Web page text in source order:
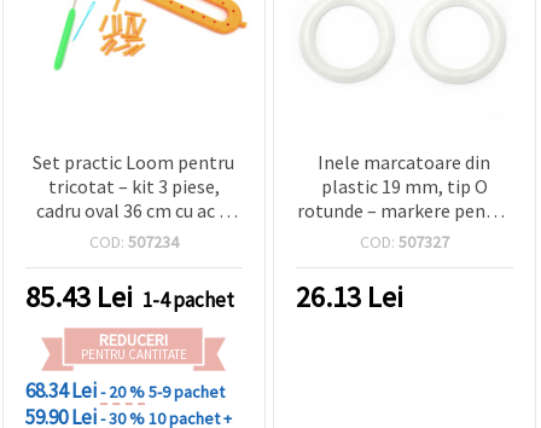
Set practic Loom pentru
tricotat – kit 3 piese,
cadru oval 36 cm cu ac și
croșetă
COD: 507234
85.43 Lei 1-4 pachet
REDUCERI
PENTRU CANTITATE
68.34 Lei- 20 %5-9 pachet
59.90 Lei- 30 %10 pachet +
Inele marcatoare din
plastic 19 mm, tip O
rotunde – markere pentru
ochiuri, accesorii croșetat
buc., asortate
COD: 507327
26.13 Lei